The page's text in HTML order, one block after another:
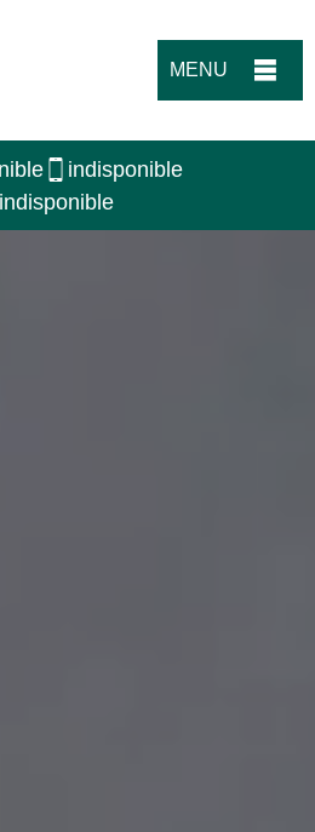
MENU
indisponible